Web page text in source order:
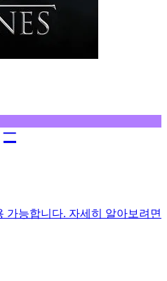
–
가능합니다. 자세히 알아보려면